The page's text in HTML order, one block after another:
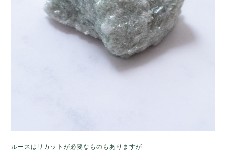
ルースは リカットが必要なものもありますが